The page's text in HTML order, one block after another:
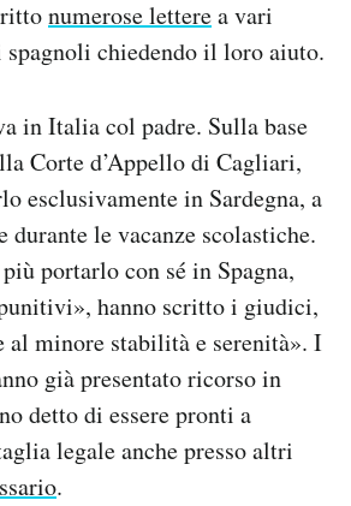
numerose letterea vari
chiedendo il loro aiuto.
in Italia col padre. Sulla base
Corte d’Appello di Cagliari,
esclusivamente in Sardegna, a
durante le vacanze scolastiche.
portarlo con sé in Spagna,
hanno scritto i giudici,
al minore stabilità e serenità». I
già presentato ricorso in
detto di essere pronti a
legale anche presso altri
.